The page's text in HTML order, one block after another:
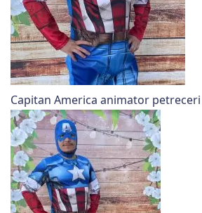
Capitan America animator petreceri